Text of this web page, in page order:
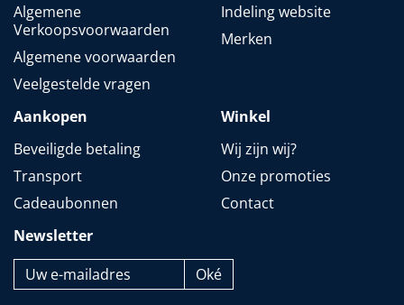
Algemene
Verkoopsvoorwaarden
Algemene voorwaarden
Veelgestelde vragen
Indeling website
Merken
Aankopen
Beveiligde betaling
Transport
Cadeaubonnen
Winkel
Wij zijn wij?
Onze promoties
Contact
Newsletter